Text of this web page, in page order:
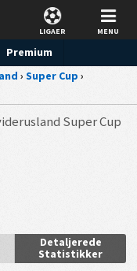
LIGAER MENU
Premium
› Super Cup ›
Super Cup
Detaljerede
Statistikker